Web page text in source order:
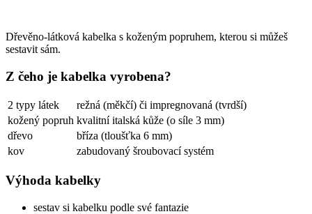
Dřevěno-látková kabelka s koženým popruhem, kterou si můžeš
sestavit sám.
Z čeho je kabelka vyrobena?
2 typy látek
režná (měkčí) či impregnovaná (tvrdší)
kožený popruh kvalitní italská kůže (o síle 3 mm)
dřevo
bříza (tloušťka 6 mm)
kov
zabudovaný šroubovací systém
Výhoda kabelky
sestav si kabelku podle své fantazie